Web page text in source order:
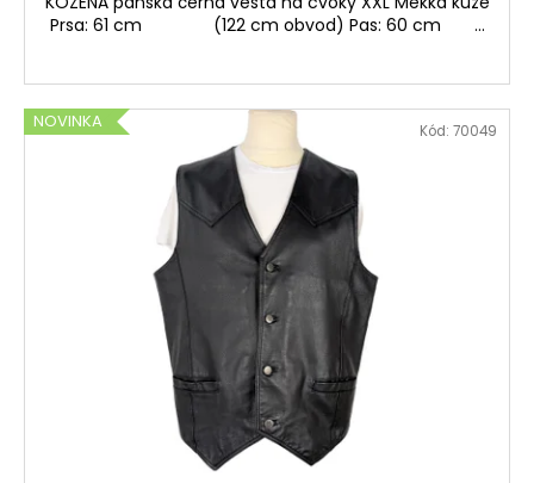
Prsa: 61 cm (122 cm obvod) Pas: 60 cm ...
NOVINKA Kód: 70049